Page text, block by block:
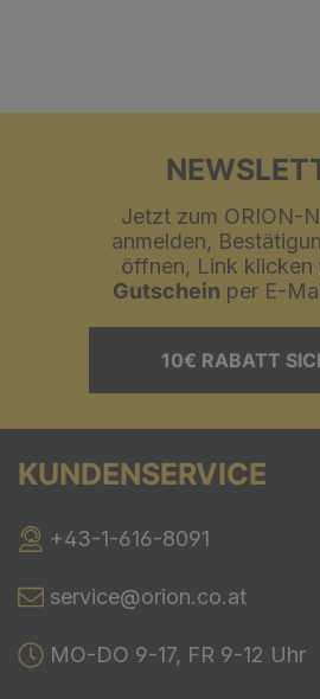
Jetzt zum ORION-
anmelden,
öffnen, Link klicken
Gutschein per E-
10€ RABATT
KUNDENSERVICE
+43-1-616-8091
service@orion.co.at
MO-DO 9-17, FR 9-12 Uhr